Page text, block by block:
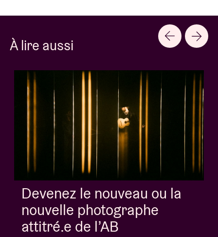
À lire aussi
Devenez le nouveau ou la
nouvelle photographe
attitré.e de l’AB